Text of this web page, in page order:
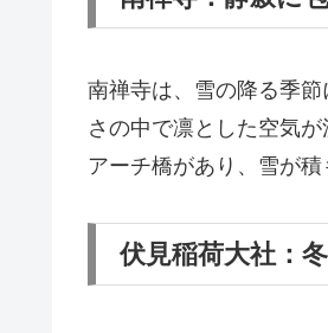
南禅寺は、雪の降る季
さの中で凛とした空気
アーチ橋があり、雪が積
伏見稲荷大社：